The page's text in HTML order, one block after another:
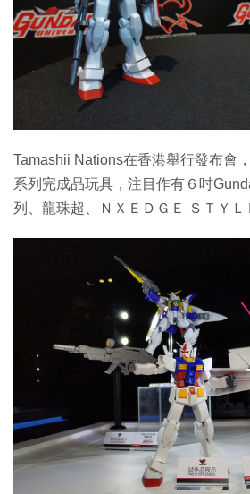
特集
Tamashii Nations在香港舉行發布會
系列完成品玩具，注目作有６吋
列、龍珠超、ＮＸＥＤＧＥ ＳＴＹＬ